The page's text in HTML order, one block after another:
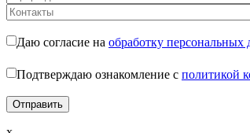
Даю согласие на обработку персональных
Подтверждаю ознакомление с политикой